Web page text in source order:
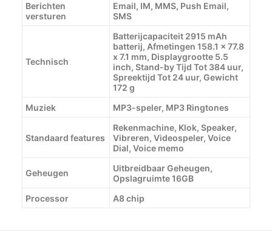
Berichten
versturen
Email, IM, MMS, Push Email,
SMS
Technisch
Batterijcapaciteit 2915 mAh
batterij, Afmetingen 158.1 x 77.8
x 7.1 mm, Displaygrootte 5.5
inch, Stand-by Tijd Tot 384 uur,
Spreektijd Tot 24 uur, Gewicht
172 g
Muziek
MP3-speler, MP3 Ringtones
Standaard features
Rekenmachine, Klok, Speaker,
Vibreren, Videospeler, Voice
Dial, Voice memo
Geheugen
Uitbreidbaar Geheugen,
Opslagruimte 16GB
Processor
A8 chip